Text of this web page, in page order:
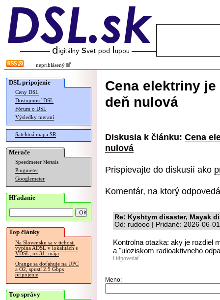
neprihlásený
DSL pripojenie
Ceny DSL
Dostupnosť DSL
Fórum o DSL
Výsledky meraní
Satelitná mapa SR
Merače
Speedmeter Merania
Pingmeter
Googlemeter
Hľadanie
Top články
Na Slovensku sa v tichosti
vypína ADSL v lokalitách s
VDSL, už 31. mája
Orange sa doťahuje na UPC
a O2, spustí 2.5 Gbps
pripojenie
Top správy
Cena elektriny
deň nulová
Diskusia k článku: Cena
nulová
Prispievajte do diskusií ako
Komentár, na ktorý
Re: Kyshtym disaster, Mayak
Od: rudooo | Pridané: 2026-06-
Kontrolna otazka: aky je rozdiel
a "uloziskom radioaktivneho
Odpovedať
Meno: